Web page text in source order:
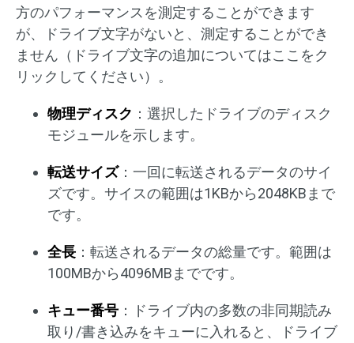
方のパフォーマンスを測定することができます
が、ドライブ文字がないと、測定することができ
ません（ドライブ文字の追加についてはここをク
リックしてください）。
物理ディスク ：選択したドライブのディスク
モジュールを示します。
転送サイズ：一回に転送されるデータのサイ
ズです。サイスの範囲は1KBから2048KBまで
です。
全長 ：転送されるデータの総量です。範囲は
100MBから4096MBまでです。
キュー番号 ：ドライブ内の多数の非同期読み
取り/書き込みをキューに入れると、ドライブ